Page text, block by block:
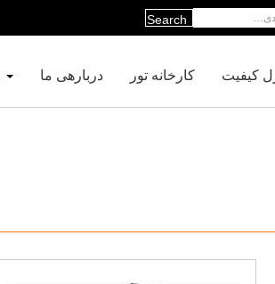
Search
دربارهی ما کارخانه تور کیفیت